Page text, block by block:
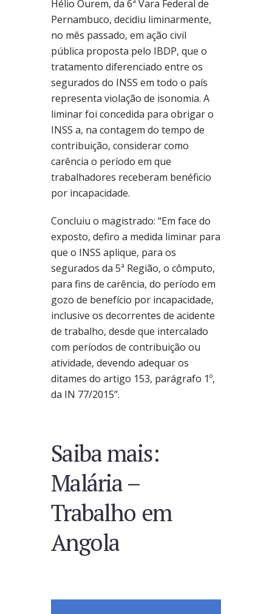
Hélio Ourem, da 6ª Vara Federal de
Pernambuco, decidiu liminarmente,
no mês passado, em ação civil
pública proposta pelo IBDP, que o
tratamento diferenciado entre os
segurados do INSS em todo o país
representa violação de isonomia. A
liminar foi concedida para obrigar o
INSS a, na contagem do tempo de
contribuição, considerar como
carência o período em que
trabalhadores receberam benéficio
por incapacidade.
Concluiu o magistrado: “Em face do
exposto, defiro a medida liminar para
que o INSS aplique, para os
segurados da 5ª Região, o cômputo,
para fins de carência, do período em
gozo de benefício por incapacidade,
inclusive os decorrentes de acidente
de trabalho, desde que intercalado
com períodos de contribuição ou
atividade, devendo adequar os
ditames do artigo 153, parágrafo 1º,
da IN 77/2015”.
Saiba mais:
Malária –
Trabalho em
Angola